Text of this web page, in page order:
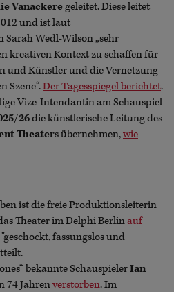
Vanackeregeleitet. Diese leitet
und ist laut
Wedl-Wilson „sehr
kreativen Kontext zu schaffen für
und Künstler und die Vernetzung
Szene“.Der Tagesspiegel berichtet.
Vize-Intendantin am Schauspiel
26die künstlerische Leitung des
Theaters übernehmen,wie
ist die freie Produktionsleiterin
Theater im Delphi Berlinauf
"geschockt, fassungslos und
bekannte SchauspielerIan
74 Jahrenverstorben. Im